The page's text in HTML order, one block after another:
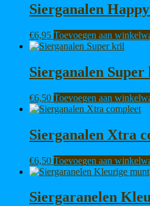
Sierganalen
€6,95 Toevoegen aan
Sierganalen
€6,50 Toevoegen aan
Sierganalen Xtra
€6,50 Toevoegen aan
Siergaranelen